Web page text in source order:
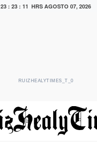
23 : 23 : 11 HRS AGOSTO 07, 2026
RUIZHEALYTIMES_T_0